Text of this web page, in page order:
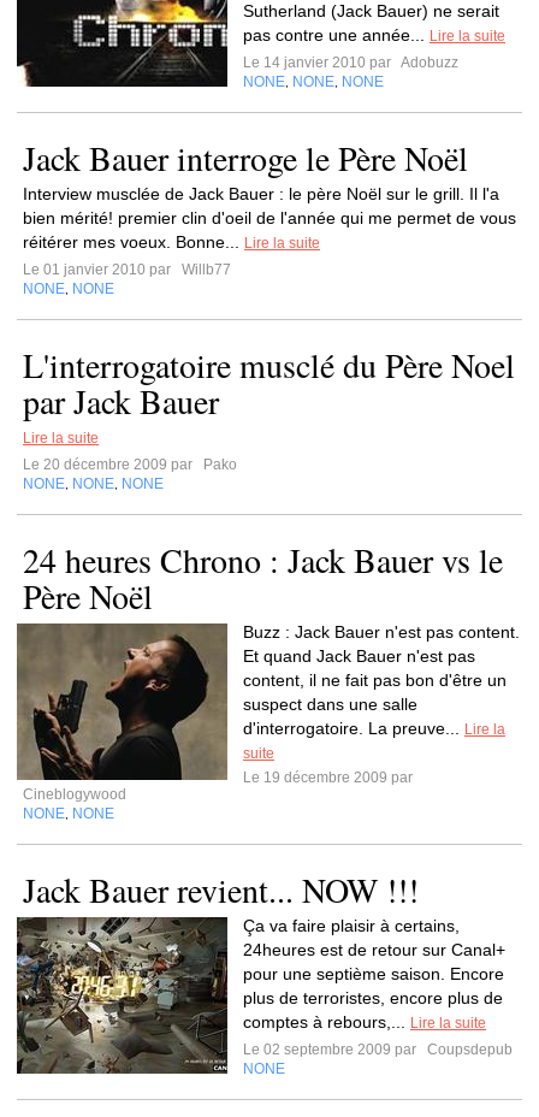
Sutherland (Jack Bauer) ne serait
pas contre une année...
Lire la suite
Le 14 janvier 2010 par Adobuzz
NONE NONE NONE
Jack Bauer interroge le Père Noël
Interview musclée de Jack Bauer : le père Noël sur le grill. Il l'a
bien mérité! premier clin d'oeil de l'année qui me permet de vous
réitérer mes voeux. Bonne...
Lire la suite
Le 01 janvier 2010 par
Willb77
NONE NONE
L'interrogatoire musclé du Père Noel
par Jack Bauer
Lire la suite
Le 20 décembre 2009 par
Pako
NONE NONE NONE
24 heures Chrono : Jack Bauer vs le
Père Noël
Buzz : Jack Bauer n'est pas content.
Et quand Jack Bauer n'est pas
content, il ne fait pas bon d'être un
suspect dans une salle
d'interrogatoire. La preuve...
Lire la
suite
Le 19 décembre 2009 par
Cineblogywood
NONE NONE
Jack Bauer revient... NOW !!!
Ça va faire plaisir à certains,
24heures est de retour sur Canal+
pour une septième saison. Encore
plus de terroristes, encore plus de
comptes à rebours,...
Lire la suite
Le 02 septembre 2009 par
Coupsdepub
NONE